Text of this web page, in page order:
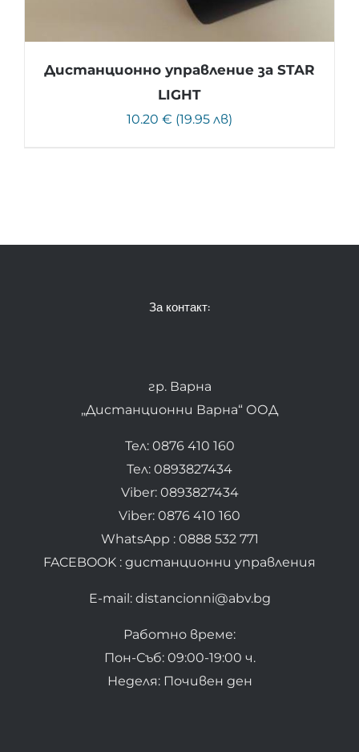
Дистанционно управление за STAR
LIGHT
10.20 € (19.95 лв)
За контакт:
гр. Варна
„Дистанционни Варна“ ООД
Тел: 0876 410 160
Тел: 0893827434
Viber: 0893827434
Viber: 0876 410 160
WhatsApp : 0888 532 771
FACEBOOK : дистанционни управления
E-mail: distancionni@abv.bg
Работно време:
Пон-Съб: 09:00-19:00 ч.
Неделя: Почивен ден